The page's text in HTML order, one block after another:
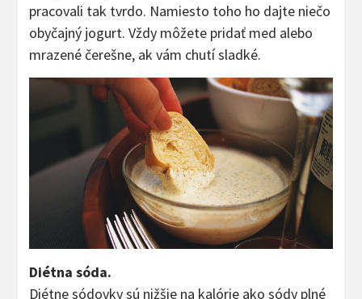
pracovali tak tvrdo. Namiesto toho ho dajte niečo
obyčajný jogurt. Vždy môžete pridať med alebo
mrazené čerešne, ak vám chutí sladké.
Diétna sóda.
Diétne sódovky sú nižšie na kalórie ako sódy plné